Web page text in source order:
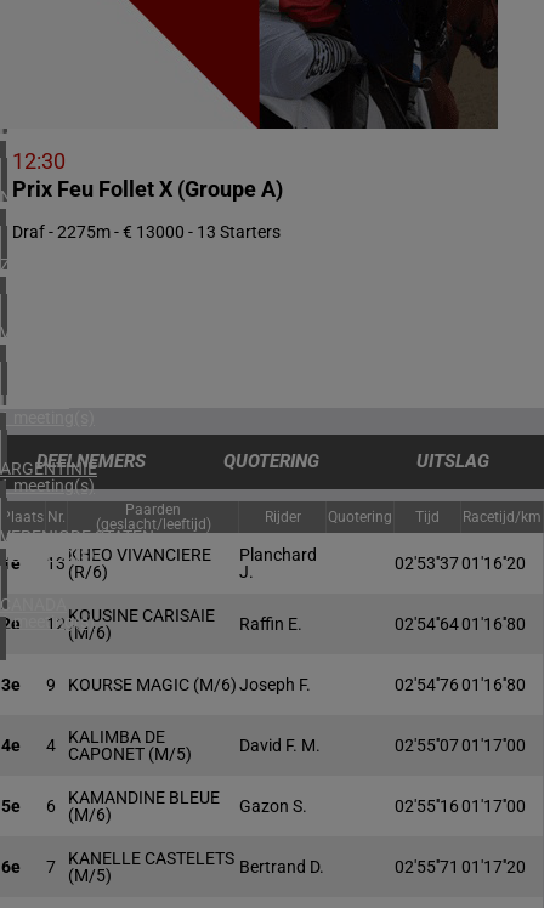
DENEMARKEN
1 meeting(s)
NOORWEGEN
1 meeting(s)
ZUID-AFRIKA
1 meeting(s)
VERENIGD KONINKRIJK
2 meeting(s)
IERLAND
1 meeting(s)
ARGENTINIË
1 meeting(s)
VERENIGDE STATEN
4 meeting(s)
CANADA
1 meeting(s)
12:30
Prix Feu Follet X (Groupe A)
Draf - 2275m - € 13000 - 13 Starters
DEELNEMERS QUOTERING UITSLAG
Plaats Nr.
Paarden
(geslacht/leeftijd)
Rijder Quotering Tijd Racetijd/km
1e 13 KHEO VIVANCIERE
(R/6)
Planchard
J.
02'53''3701'16''20
2e 12 KOUSINE CARISAIE
(M/6)
Raffin E. 02'54''6401'16''80
3e 9 KOURSE MAGIC (M/6)Joseph F. 02'54''7601'16''80
4e 4
KALIMBA DE
CAPONET (M/5) David F. M. 02'55''0701'17''00
5e 6
KAMANDINE BLEUE
(M/6)
Gazon S. 02'55''1601'17''00
6e 7
KANELLE CASTELETS
(M/5)
Bertrand D. 02'55''71 01'17''20